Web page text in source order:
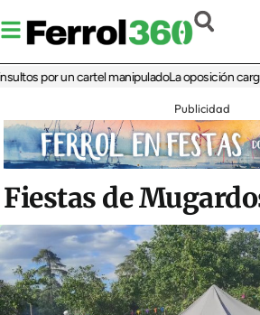
por un cartel manipuladoLa oposición carga
Publicidad
Fiestas de